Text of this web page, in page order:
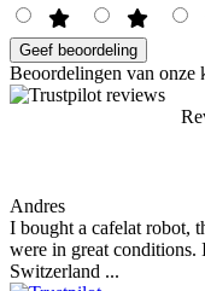
Geef beoordeling
Beoordelingen van onze
Andres
I bought a cafelat robot,
were in great
Switzerland ...